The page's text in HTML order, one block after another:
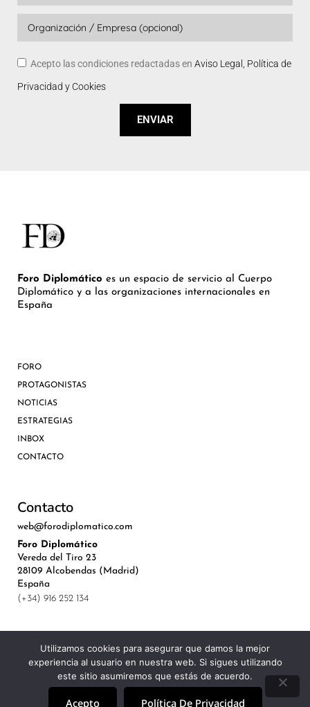
Acepto las condiciones redactadas en Aviso Legal, Política de
Privacidad y Cookies
ENVIAR
Foro Diplomático es un espacio de servicio al Cuerpo
Diplomático y a las organizaciones internacionales en
España
FORO
PROTAGONISTAS
NOTICIAS
ESTRATEGIAS
INBOX
CONTACTO
Contacto
web@forodiplomatico.com
Foro Diplomático
Vereda del Tiro 23
28109 Alcobendas (Madrid)
España
(+34) 916 252 134
©Royal Lis Spain 2024
Utilizamos cookies para asegurar que damos la mejor
experiencia al usuario en nuestra web. Si sigues utilizando
este sitio asumiremos que estás de acuerdo.
Acepto Política De Privacidad